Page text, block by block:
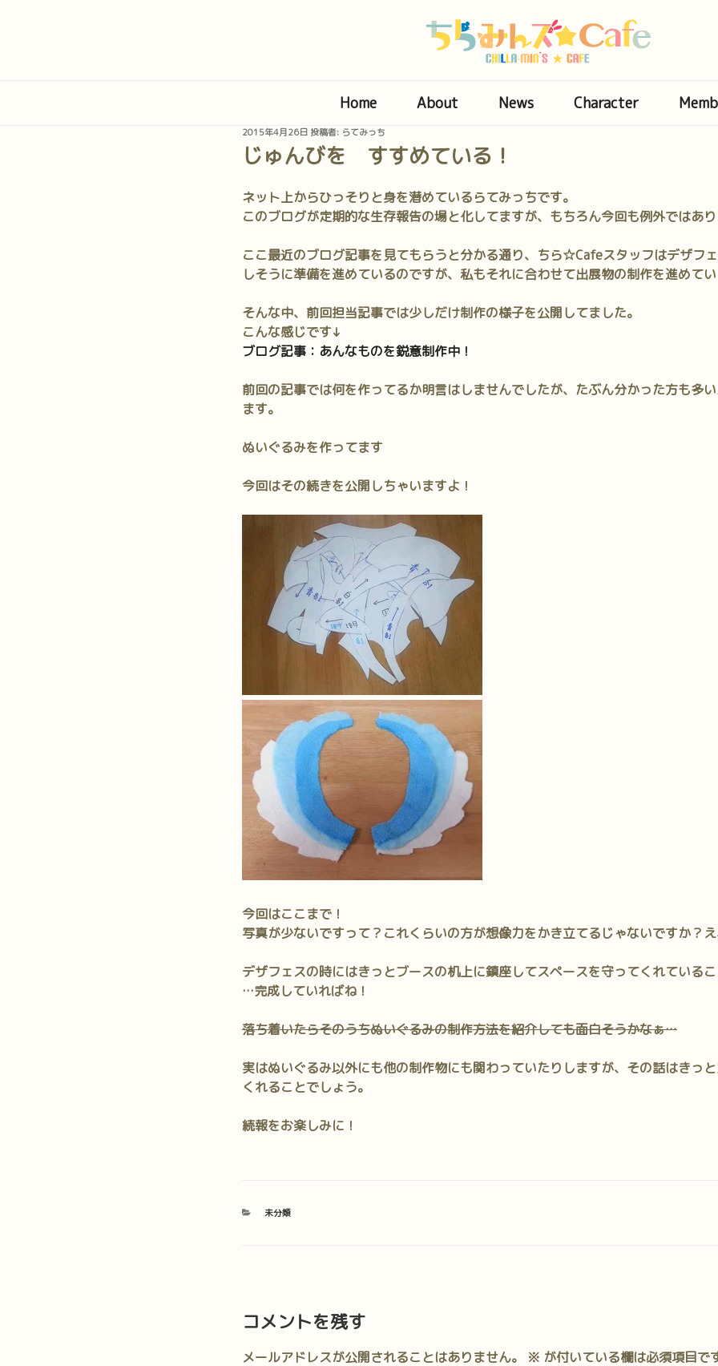
Home About News Character
投
稿
日:
2015年4月26日投稿者: らてみっち
じゅんびを すすめている！
ネット上からひっそりと身を潜めているらてみっちです。
このブログが定期的な生存報告の場と化してますが、もちろん今回も例外ではあ
ここ最近のブログ記事を見てもらうと分かる通り、ちら☆Cafeスタッフはデザフ
しそうに準備を進めているのですが、私もそれに合わせて出展物の制作を進めて
そんな中、前回担当記事では少しだけ制作の様子を公開してました。
こんな感じです↓
ブログ記事：あんなものを鋭意制作中！
前回の記事では何を作ってるか明言はしませんでしたが、たぶん分かった方も多
ます。
ぬいぐるみを作ってます
今回はその続きを公開しちゃいますよ！
今回はここまで！
写真が少ないですって？これくらいの方が想像力をかき立てるじゃないですか？
デザフェスの時にはきっとブースの机上に鎮座してスペースを守ってくれている
…完成していればね！
落ち着いたらそのうちぬいぐるみの制作方法を紹介しても面白そうかなぁ…
実はぬいぐるみ以外にも他の制作物にも関わっていたり しますが、その話はきっ
くれることでしょう。
続報をお楽しみに！
カ
未分類
コメントを残す
メールアドレスが公開されることはありません。 ※ が付いている欄は必須項目で